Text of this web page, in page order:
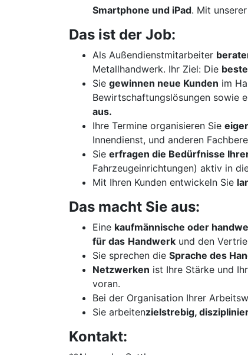
Smartphone und iPad. Mit unserer
Das ist der Job:
Als Außendienstmitarbeiter
Metallhandwerk. Ihr Ziel: Die
Sie gewinnen neue Kunden im
Bewirtschaftungslösungen sowie
aus.
Ihre Termine organisieren Sie
Innendienst, und anderen
Sie erfragen die Bedürfnisse
Fahrzeugeinrichtungen) aktiv in
Mit Ihren Kunden entwickeln Sie
Das macht Sie aus:
Eine kaufmännische oder
für das Handwerk und den
Sie sprechen die Sprache des
Netzwerken ist Ihre Stärke und
voran.
Bei der Organisation Ihrer
Sie arbeitenzielstrebig,
Kontakt: